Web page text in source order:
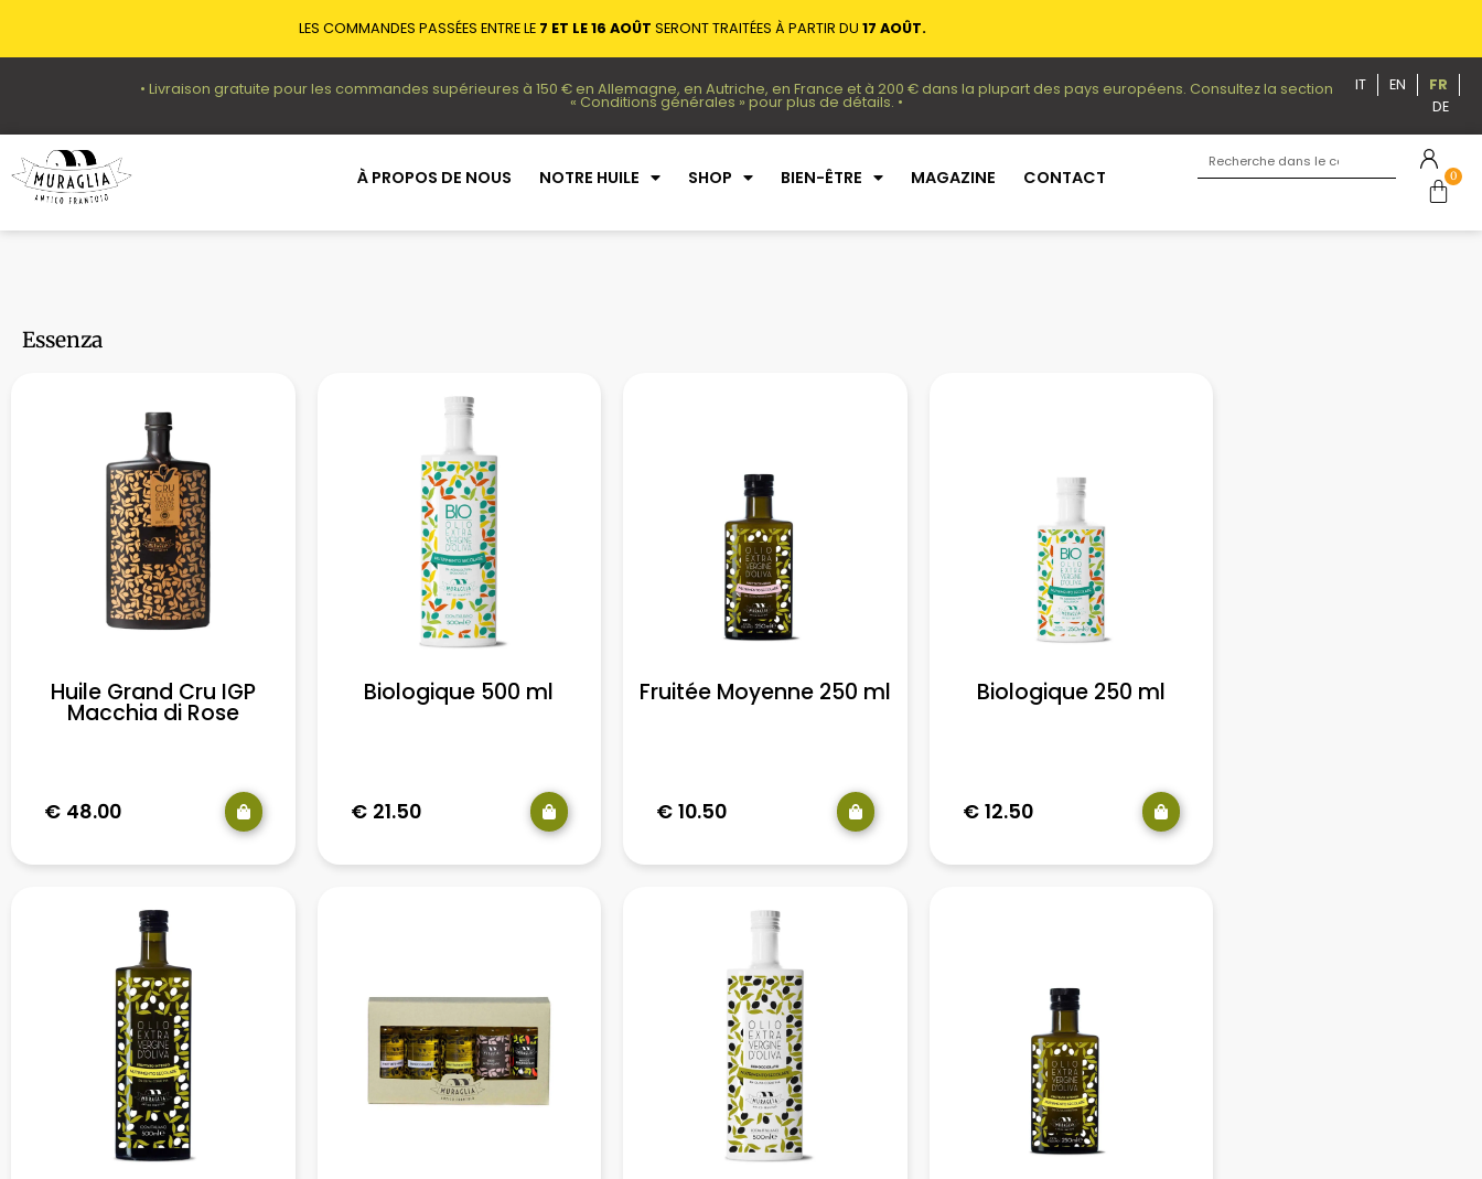
LES COMMANDES PASSÉES ENTRE LE 7 ET LE 16 AOÛT SERONT TRAITÉES À PARTIR DU 17 AOÛT.
• Livraison gratuite pour les commandes supérieures à 150 € en Allemagne, en Autriche, en France et à 200 € dans la plupart des pays européens. Consultez la section
« Conditions générales » pour plus de détails. •
IT EN
FR
DE
À PROPOS DE NOUS NOTRE HUILE SHOP BIEN-ÊTRE MAGAZINE CONTACT 0
Essenza
Huile Grand Cru IGP
Macchia di Rose
€ 48.00
Biologique 500 ml
€ 21.50
Fruitée Moyenne 250 ml
€ 10.50
Biologique 250 ml
€ 12.50